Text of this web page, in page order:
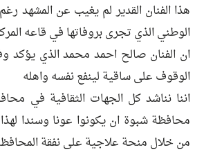
هذا الفنان القدير لم يغيب عن المشهد
الوطني الذي تجرى بروفاتها في قاعه
ان الفنان صالح احمد محمد الذي يؤكد
الوقوف على ساقية لينفع نفسه واهله
اننا نناشد كل الجهات الثقافية في
محافظة شبوة ان يكونوا عونا وسندا
من خلال منحة علاجية على نفقة